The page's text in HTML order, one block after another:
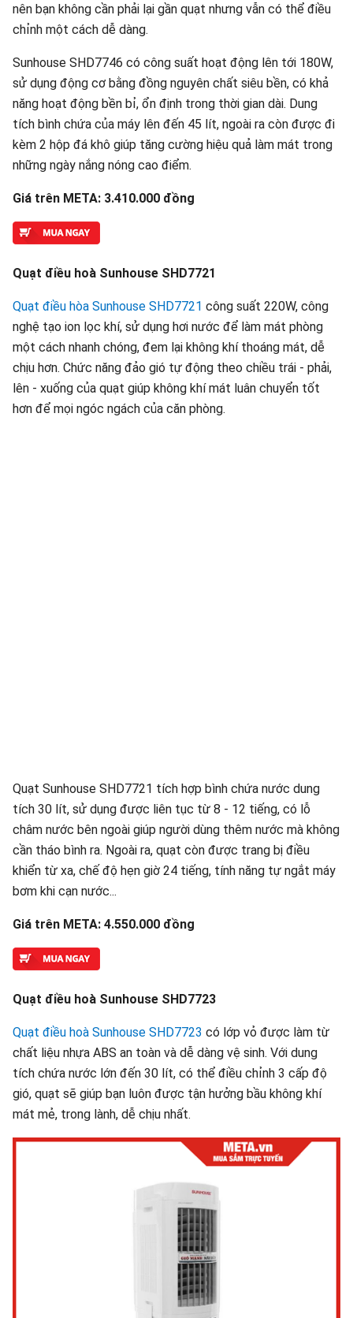
nên bạn không cần phải lại gần quạt nhưng vẫn có thể điều
chỉnh một cách dễ dàng.
Sunhouse SHD7746 có công suất hoạt động lên tới 180W,
sử dụng động cơ bằng đồng nguyên chất siêu bền, có khả
năng hoạt động bền bỉ, ổn định trong thời gian dài. Dung
tích bình chứa của máy lên đến 45 lít, ngoài ra còn được đi
kèm 2 hộp đá khô giúp tăng cường hiệu quả làm mát trong
những ngày nắng nóng cao điểm.
Giá trên META: 3.410.000 đồng
Quạt điều hoà Sunhouse SHD7721
Quạt điều hòa Sunhouse SHD7721 công suất 220W, công
nghệ tạo ion lọc khí, sử dụng hơi nước để làm mát phòng
một cách nhanh chóng, đem lại không khí thoáng mát, dễ
chịu hơn. Chức năng đảo gió tự động theo chiều trái - phải,
lên - xuống của quạt giúp không khí mát luân chuyển tốt
hơn để mọi ngóc ngách của căn phòng.
Quạt Sunhouse SHD7721 tích hợp bình chứa nước dung
tích 30 lít, sử dụng được liên tục từ 8 - 12 tiếng, có lỗ
châm nước bên ngoài giúp người dùng thêm nước mà không
cần tháo bình ra. Ngoài ra, quạt còn được trang bị điều
khiển từ xa, chế độ hẹn giờ 24 tiếng, tính năng tự ngắt máy
bơm khi cạn nước...
Giá trên META: 4.550.000 đồng
Quạt điều hoà Sunhouse SHD7723
Quạt điều hoà Sunhouse SHD7723 có lớp vỏ được làm từ
chất liệu nhựa ABS an toàn và dễ dàng vệ sinh. Với dung
tích chứa nước lớn đến 30 lít, có thể điều chỉnh 3 cấp độ
gió, quạt sẽ giúp bạn luôn được tận hưởng bầu không khí
mát mẻ, trong lành, dễ chịu nhất.